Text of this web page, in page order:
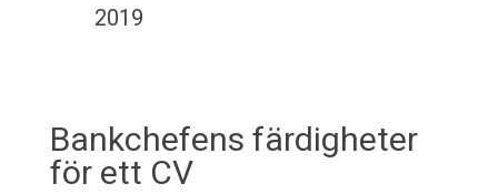
2019
Bankchefens färdigheter
för ett CV